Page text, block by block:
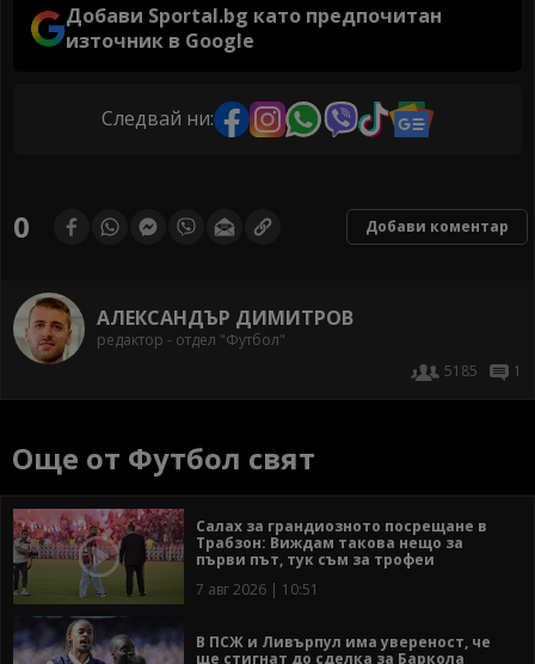
Добави Sportal.bg като предпочитан
източник в Google
Следвай ни:
0 Добави коментар
АЛЕКСАНДЪР ДИМИТРОВ
редактор - отдел "Футбол"
5185
1
Още от Футбол свят
Салах за грандиозното посрещане в
Трабзон: Виждам такова нещо за
първи път, тук съм за трофеи
7 авг 2026 | 10:51
В ПСЖ и Ливърпул има увереност, че
ще стигнат до сделка за Баркола